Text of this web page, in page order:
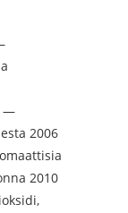
—
2006
2010